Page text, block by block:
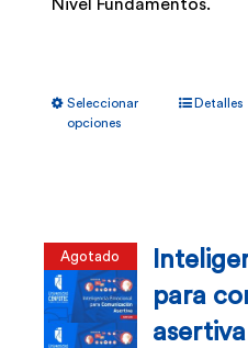
Nivel Fundamentos.
Seleccionar
opciones
Las
se
Detalles
Agotado
para
asertiva